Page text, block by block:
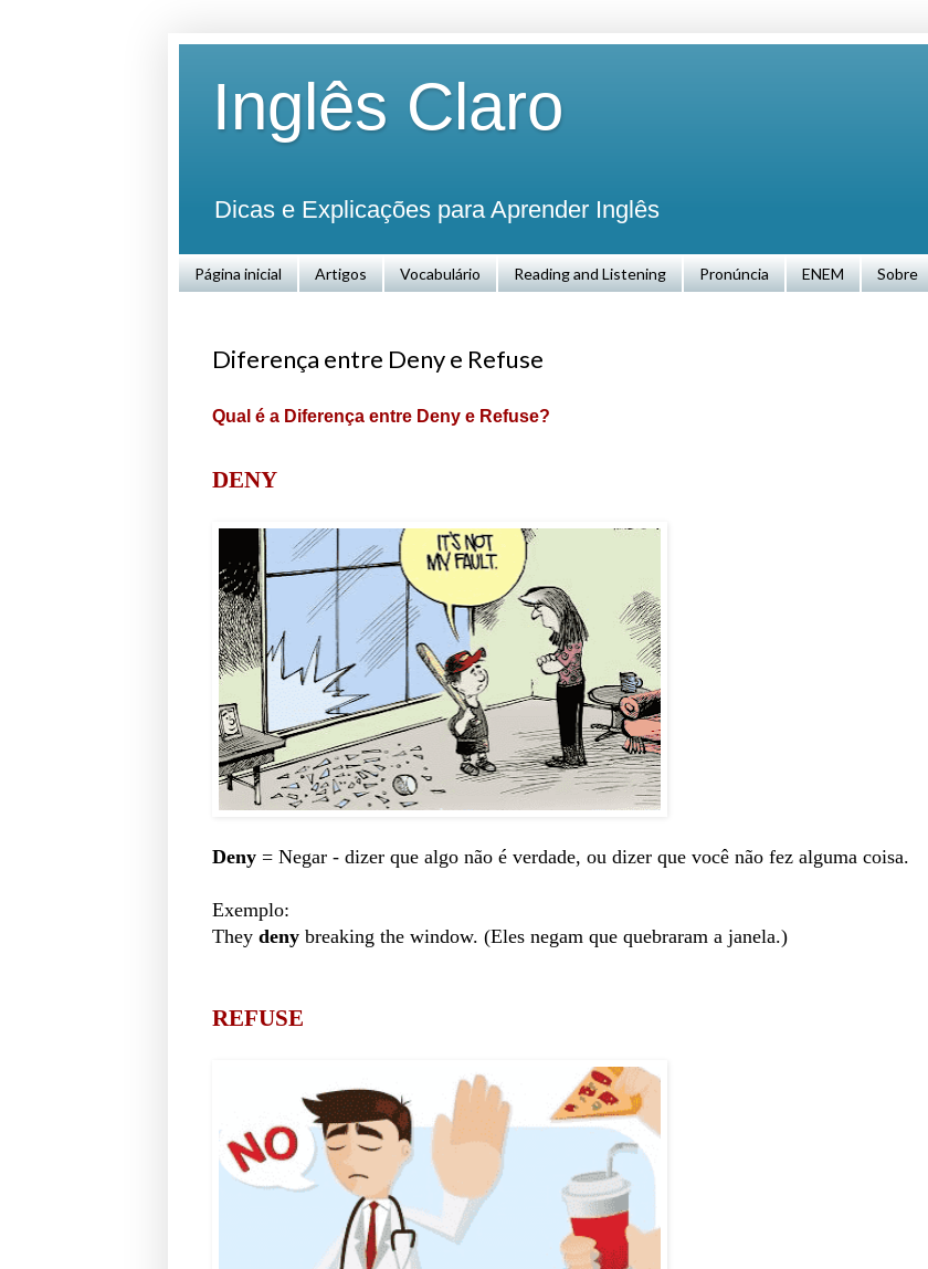
Inglês Claro
Dicas e Explicações para Aprender Inglês
Página inicial Artigos Vocabulário Reading and Listening Pronúncia ENEM Sobre
Diferença entre Deny e Refuse
Qual é a Diferença entre Deny e Refuse?
DENY
Deny = Negar - dizer que algo não é verdade, ou dizer que você não fez alguma coisa.
Exemplo:
They deny breaking the window. (Eles negam que quebraram a janela.)
REFUSE